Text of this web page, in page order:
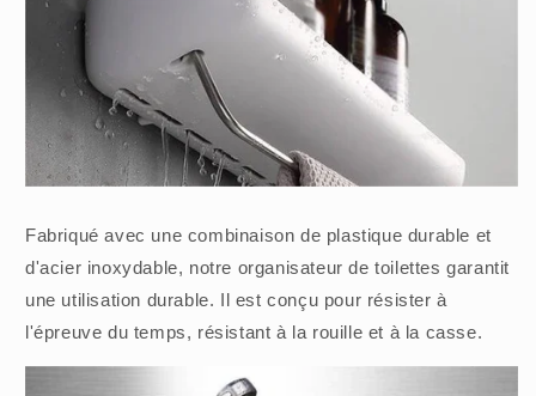
Fabriqué avec une combinaison de plastique durable et
d'acier inoxydable, notre organisateur de toilettes garantit
une utilisation durable. Il est conçu pour résister à
l'épreuve du temps, résistant à la rouille et à la casse.